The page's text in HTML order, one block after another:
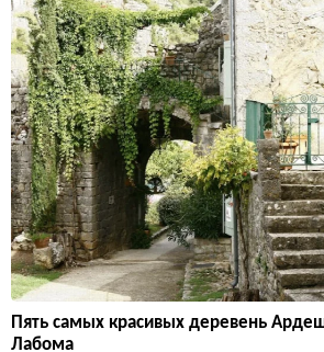
Пять самых красивых деревень
Лабома